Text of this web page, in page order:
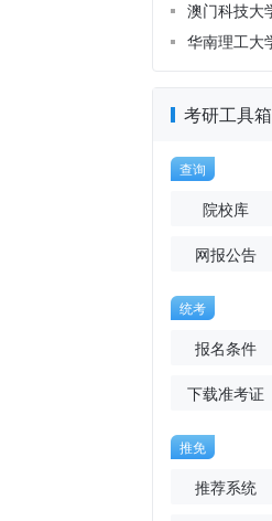
考研工具箱
查询
院校库
网报公告
统考
报名条件
下载准考证
推免
推荐系统